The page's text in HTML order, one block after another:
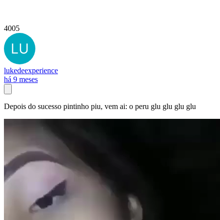
4005
lukedeexperience
há 9 meses
Depois do sucesso pintinho piu, vem ai: o peru glu glu glu glu